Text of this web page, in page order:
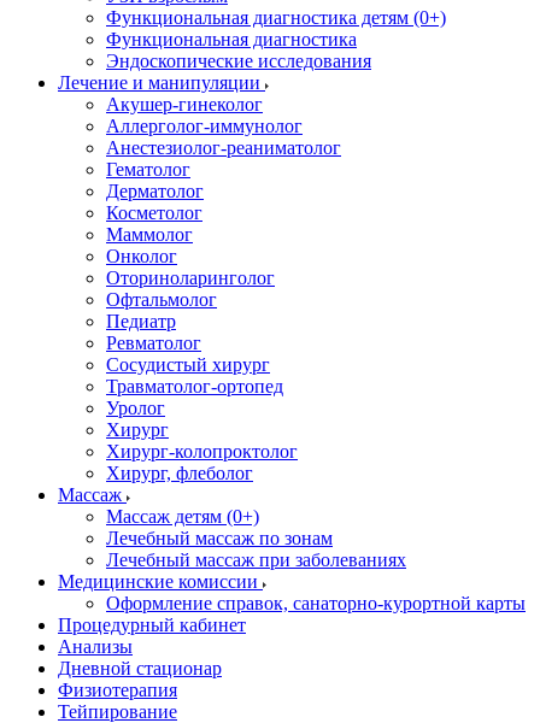
Функциональная диагностика детям (0+)
Функциональная диагностика
Эндоскопические исследования
Лечение и манипуляции
Акушер-гинеколог
Аллерголог-иммунолог
Анестезиолог-реаниматолог
Гематолог
Дерматолог
Косметолог
Маммолог
Онколог
Оториноларинголог
Офтальмолог
Педиатр
Ревматолог
Сосудистый хирург
Травматолог-ортопед
Уролог
Хирург
Хирург-колопроктолог
Хирург, флеболог
Массаж
Массаж детям (0+)
Лечебный массаж по зонам
Лечебный массаж при заболеваниях
Медицинские комиссии
Оформление справок, санаторно-курортной карты
Процедурный кабинет
Анализы
Дневной стационар
Физиотерапия
Тейпирование